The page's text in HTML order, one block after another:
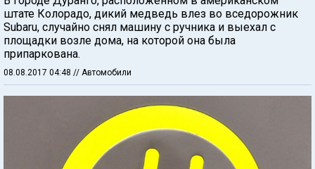
штате Колорадо, дикий медведь влез во вседорожник
Subaru, случайно снял машину с ручника и выехал с
площадки возле дома, на которой она была
припаркована.
08.08.2017 04:48 // Автомобили